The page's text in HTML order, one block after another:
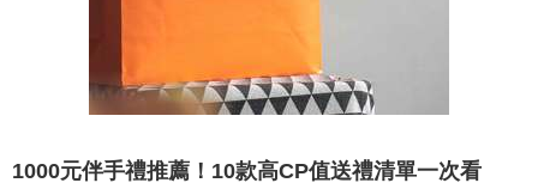
1000元伴手禮推薦！10款高CP值送禮清單一次看